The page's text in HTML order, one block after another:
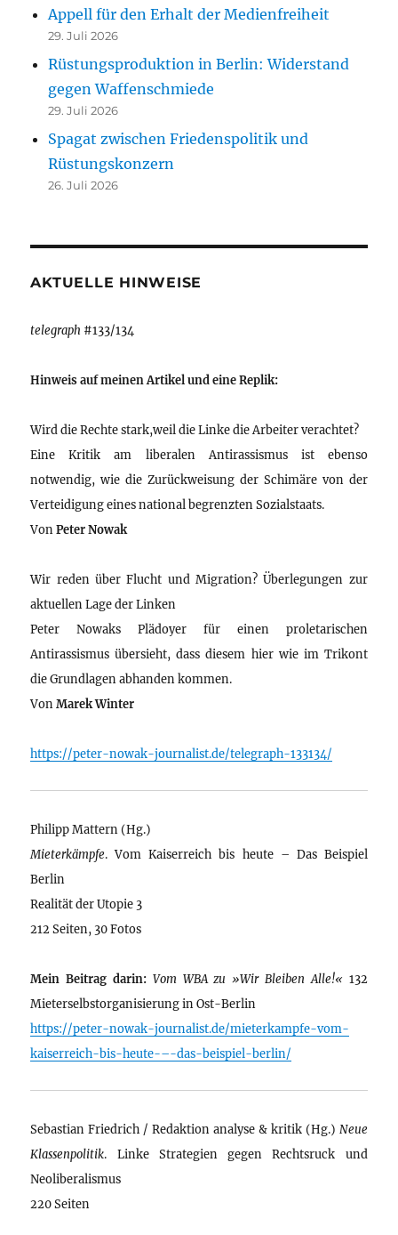
Appell für den Erhalt der Medienfreiheit
29. Juli 2026
Rüstungsproduktion in Berlin: Widerstand
gegen Waffenschmiede
29. Juli 2026
Spagat zwischen Friedenspolitik und
Rüstungskonzern
26. Juli 2026
AKTUELLE HINWEISE
telegraph #133/134
Hinweis auf meinen Artikel und eine Replik:
Wird die Rechte stark,weil die Linke die Arbeiter verachtet?
Eine Kritik am liberalen Antirassismus ist ebenso
notwendig, wie die Zurückweisung der Schimäre von der
Verteidigung eines national begrenzten Sozialstaats.
VonPeter Nowak
Wir reden über Flucht und Migration? Überlegungen zur
aktuellen Lage der Linken
Peter Nowaks Plädoyer für einen proletarischen
Antirassismus übersieht, dass diesem hier wie im Trikont
die Grundlagen abhanden kommen.
VonMarek Winter
https://peter-nowak-journalist.de/telegraph-133134/
Philipp Mattern (Hg.)
Mieterkämpfe. Vom Kaiserreich bis heute – Das Beispiel
Berlin
Realität der Utopie 3
212 Seiten, 30 Fotos
Mein Beitrag darin: Vom WBA zu »Wir Bleiben Alle!« 132
Mieterselbstorganisierung in Ost-Berlin
https://peter-nowak-journalist.de/mieterkampfe-vom-
kaiserreich-bis-heute-–-das-beispiel-berlin/
Sebastian Friedrich / Redaktion analyse & kritik (Hg.) Neue
Klassenpolitik. Linke Strategien gegen Rechtsruck und
Neoliberalismus
220 Seiten